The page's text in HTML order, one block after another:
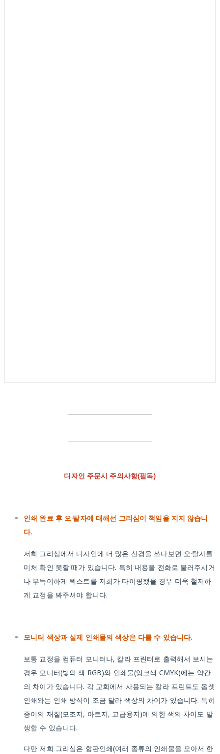
디자인 주문시 주의사항(필독)
인쇄 완료 후 오·탈자에 대해선 그리심이 책임을 지지 않습니
다.
저희 그리심에서 디자인에 더 많은 신경을 쓰다보면 오·탈자를
미처 확인 못할 때가 있습니다. 특히 내용을 전화로 불러주시거
나 부득이하게 텍스트를 저희가 타이핑했을 경우 더욱 철저하
게 교정을 봐주셔야 합니다.
모니터 색상과 실제 인쇄물의 색상은 다를 수 있습니다.
보통 교정을 컴퓨터 모니터나, 칼라 프린터로 출력해서 보시는
경우 모니터(빛의 색 RGB)와 인쇄물(잉크색 CMYK)에는 약간
의 차이가 있습니다. 각 교회에서 사용되는 칼라 프린트도 옵셋
인쇄와는 인쇄 방식이 조금 달라 색상의 차이가 있습니다. 특히
종이의 재질(모조지, 아트지, 고급용지)에 의한 색의 차이도 발
생할 수 있습니다.
다만 저희 그리심은 합판인쇄(여러 종류의 인쇄물을 모아서 한